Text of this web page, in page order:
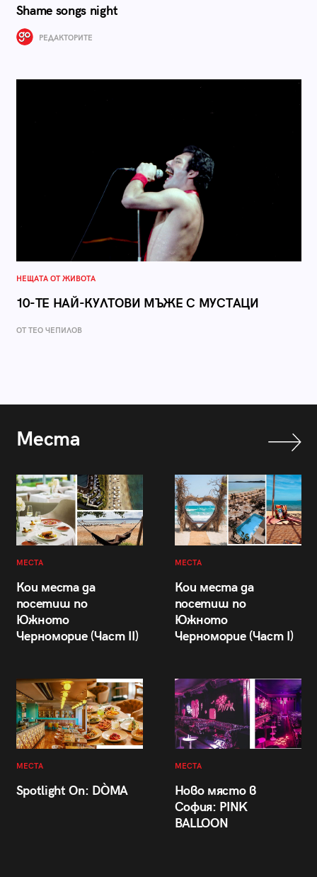
Shame songs night
РЕДАКТОРИТЕ
НЕЩАТА ОТ ЖИВОТА
10-ТЕ НАЙ-КУЛТОВИ МЪЖЕ С МУСТАЦИ
ОТ ТЕО ЧЕПИЛОВ
Места
МЕСТА
Кои места да
посетиш по
Южното
Черноморие (Част II)
МЕСТА
Кои места да
посетиш по
Южното
Черноморие (Част I)
МЕСТА
Spotlight On: DÒMA
МЕСТА
Ново място в
София: PINK
BALLOON